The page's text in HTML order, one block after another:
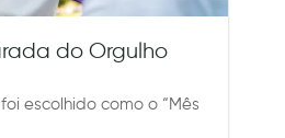
do Orgulho
escolhido como o “Mês